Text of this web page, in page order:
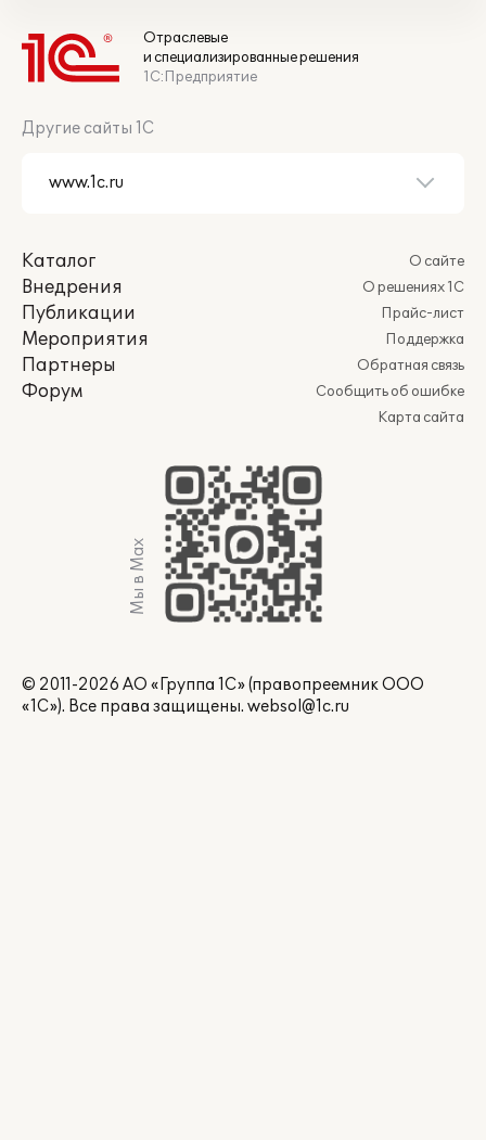
Отраслевые
и специализированные решения
1С:Предприятие
Другие сайты 1С
Каталог
Внедрения
Публикации
Мероприятия
Партнеры
Форум
О сайте
О решениях 1С
Прайс-лист
Поддержка
Обратная связь
Сообщить об ошибке
Карта сайта
Мы в Max
© 2011-2026 АО «Группа 1С» (правопреемник ООО
«1С»). Все права защищены. websol@1c.ru